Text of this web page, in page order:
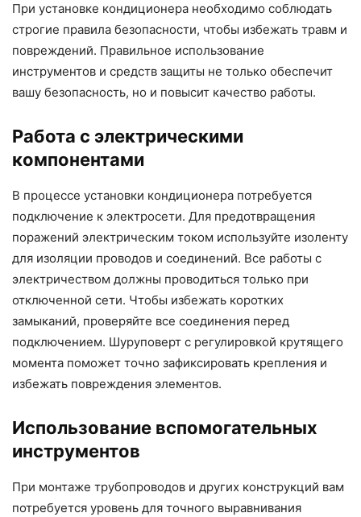
При установке кондиционера необходимо соблюдать
строгие правила безопасности, чтобы избежать травм и
повреждений. Правильное использование
инструментов и средств защиты не только обеспечит
вашу безопасность, но и повысит качество работы.
Работа с электрическими
компонентами
В процессе установки кондиционера потребуется
подключение к электросети. Для предотвращения
поражений электрическим током используйте изоленту
для изоляции проводов и соединений. Все работы с
электричеством должны проводиться только при
отключенной сети. Чтобы избежать коротких
замыканий, проверяйте все соединения перед
подключением. Шуруповерт с регулировкой крутящего
момента поможет точно зафиксировать крепления и
избежать повреждения элементов.
Использование вспомогательных
инструментов
При монтаже трубопроводов и других конструкций вам
потребуется уровень для точного выравнивания